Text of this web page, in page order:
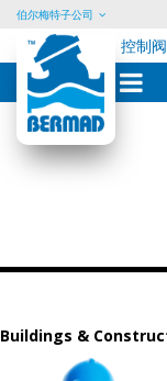
Skip
content
伯尔梅特子公司
控制
Buildings &